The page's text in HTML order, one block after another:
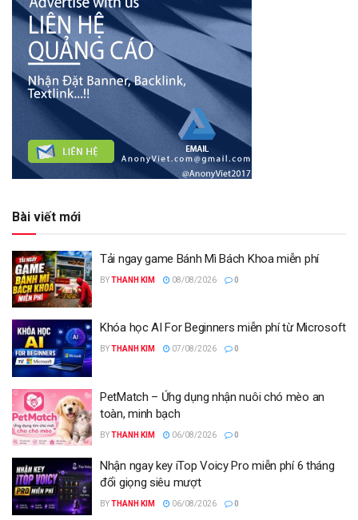
Bài viết mới
Tải ngay game Bánh Mì Bách Khoa miễn phí
BYTHANH KIM 08/08/2026 0
Khóa học AI For Beginners miễn phí từ Microsoft
BYTHANH KIM 07/08/2026 0
PetMatch – Ứng dụng nhận nuôi chó mèo an
toàn, minh bạch
BYTHANH KIM 06/08/2026 0
Nhận ngay key iTop Voicy Pro miễn phí 6 tháng
đổi giọng siêu mượt
BYTHANH KIM 06/08/2026 0